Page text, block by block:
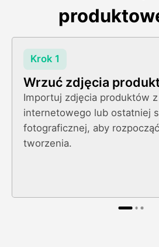
Krok 1
Wrzuć zdjęcia
Importuj zdjęcia produktów
internetowego lub ostatniej
fotograficznej, aby
tworzenia.